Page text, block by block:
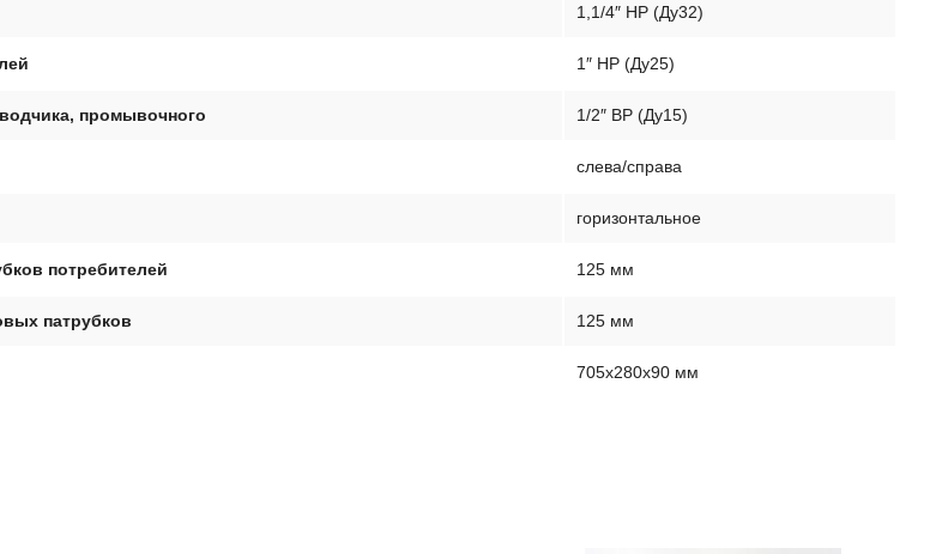
1,1/4″ НР (Ду32)
1″ НР (Ду25)
промывочного 1/2″ ВР (Ду15)
слева/справа
горизонтальное
потребителей 125 мм
патрубков 125 мм
705х280х90 мм